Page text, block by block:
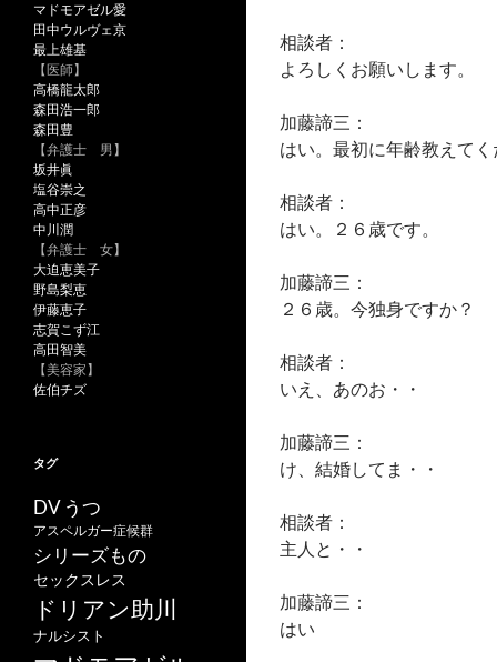
相談者：
よろしくお願いします。
加藤諦三：
はい。最初に年齢教えて
相談者：
はい。２６歳です。
加藤諦三：
２６歳。今独身ですか？
相談者：
いえ、あのお・・
加藤諦三：
け、結婚してま・・
相談者：
主人と・・
加藤諦三：
はい
マドモアゼル愛
田中ウルヴェ京
最上雄基
【医師】
高橋龍太郎
森田浩一郎
森田豊
【弁護士 男】
坂井眞
塩谷崇之
高中正彦
中川潤
【弁護士 女】
大迫恵美子
野島梨恵
伊藤恵子
志賀こず江
高田智美
【美容家】
佐伯チズ
タグ
DV うつ
アスペルガー症候群
シリーズもの
セックスレス
ドリアン助川
ナルシスト